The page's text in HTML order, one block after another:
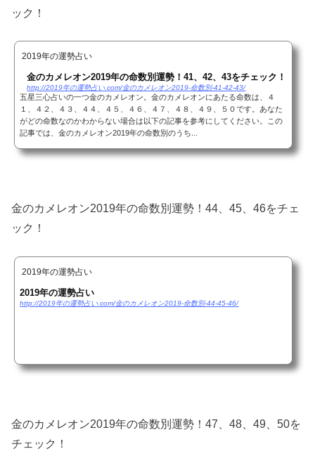
ック！
2019年の運勢占い
金のカメレオン2019年の命数別運勢！41、42、43をチェック！
http://2019年の運勢占い.com/金のカメレオン2019-命数別-41-42-43/
五星三心占いの一つ金のカメレオン。金のカメレオンにあたる命数は、４
１、４２、４３、４４、４５、４６、４７、４８、４９、５０です。あなた
がどの命数なのかわからない場合は以下の記事を参考にしてください。この
記事では、金のカメレオン2019年の命数別のうち...
金のカメレオン2019年の命数別運勢！44、45、46をチェ
ック！
2019年の運勢占い
2019年の運勢占い
http://2019年の運勢占い.com/金のカメレオン2019-命数別-44-45-46/
金のカメレオン2019年の命数別運勢！47、48、49、50を
チェック！